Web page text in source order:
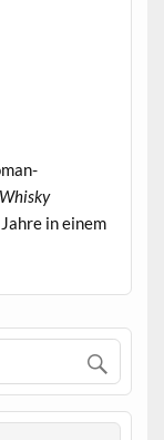
Whisky
in einem